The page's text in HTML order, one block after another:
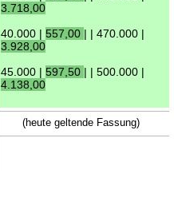
3.718,00
40.000 | 557,00 | | 470.000 |
3.928,00
45.000 | 597,50 | | 500.000 |
4.138,00
(heute geltende Fassung)